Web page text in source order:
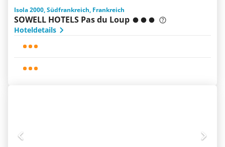
Isola 2000, Südfrankreich, Frankreich
SOWELL HOTELS Pas du Loup
Hoteldetails